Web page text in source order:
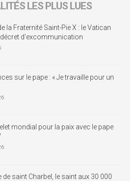
LES PLUS LUES
la Fraternité Saint-Pie X : le Vatican
d’excommunication
sur le pape : « Je travaille pour un
mondial pour la paix avec le pape
de saint Charbel, le saint aux 30 000